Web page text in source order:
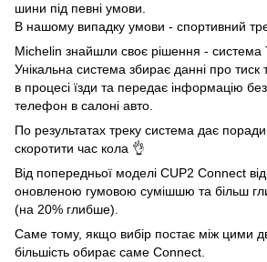
шини під певні умови.
В нашому випадку умови - спортивний
Michelin знайшли своє рішення - система
Унікальна система збирає данні про
в процесі їзди та передає інформацію
телефон в салоні авто.
По результатах треку система дає
скоротити час кола 👌
Від попередньої моделі CUP2 Connect
оновленою гумовою сумішшю та більш
(на 20% глибше).
Саме тому, якщо вибір постає між цими
більшість обирає саме Connect.